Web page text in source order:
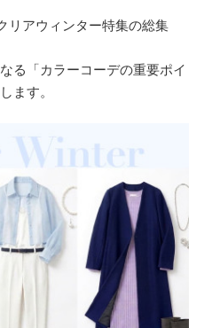
リアウィンター特集の総集
る「カラーコーデの重要ポイ
ます。